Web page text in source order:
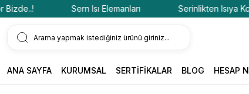
Sern Isı Elemanları Serinlikten Isıya
ANA SAYFA KURUMSAL SERTİFİKALAR BLOG HESAP